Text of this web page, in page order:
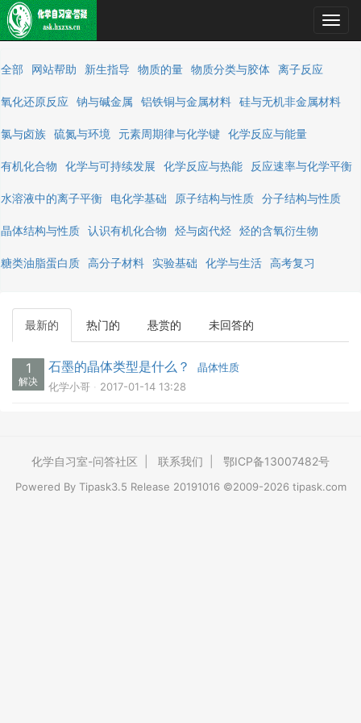
全部 网站帮助 新生指导 物质的量 物质分类与胶体 离子反应
氧化还原反应 钠与碱金属 铝铁铜与金属材料 硅与无机非金属材料
氯与卤族 硫氮与环境 元素周期律与化学键 化学反应与能量
有机化合物 化学与可持续发展 化学反应与热能 反应速率与化学平衡
水溶液中的离子平衡 电化学基础 原子结构与性质 分子结构与性质
晶体结构与性质 认识有机化合物 烃与卤代烃 烃的含氧衍生物
糖类油脂蛋白质 高分子材料 实验基础 化学与生活 高考复习
最新的 热门的 悬赏的 未回答的
1
解决
石墨的晶体类型是什么？
晶体性质
化学小哥
2017-01-14 13:28
化学自习室-问答社区 联系我们 鄂ICP备13007482号
Powered By Tipask3.5 Release 20191016 ©2009-2026 tipask.com